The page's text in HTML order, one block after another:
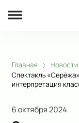
Главная
Новости
Спектакль
интерпретация
6 октября 2024